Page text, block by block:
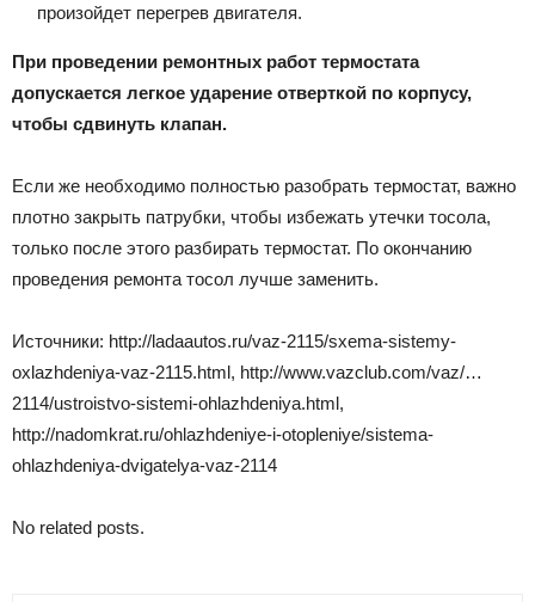
произойдет перегрев двигателя.
При проведении ремонтных работ термостата
допускается легкое ударение отверткой по корпусу,
чтобы сдвинуть клапан.
Если же необходимо полностью разобрать термостат, важно
плотно закрыть патрубки, чтобы избежать утечки тосола,
только после этого разбирать термостат. По окончанию
проведения ремонта тосол лучше заменить.
Источники: http://ladaautos.ru/vaz-2115/sxema-sistemy-
oxlazhdeniya-vaz-2115.html, http://www.vazclub.com/vaz/…
2114/ustroistvo-sistemi-ohlazhdeniya.html,
http://nadomkrat.ru/ohlazhdeniye-i-otopleniye/sistema-
ohlazhdeniya-dvigatelya-vaz-2114
No related posts.